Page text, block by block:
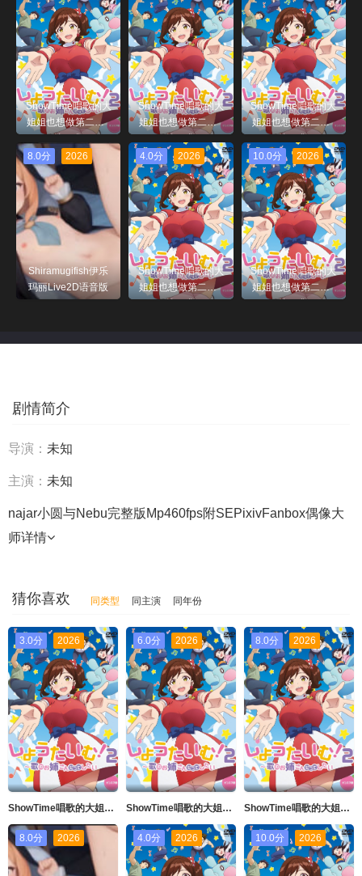
ShowTime唱歌的大
姐姐也想做第二季_
ShowTime唱歌的大
姐姐也想做第二季_
ShowTime唱歌的大
姐姐也想做第二季_
8.0分
2026
Shiramugifish伊乐
玛丽Live2D语音版
4.0分 2026
ShowTime唱歌的大
姐姐也想做第二季_
10.0分 2026
ShowTime唱歌的大
姐姐也想做第二季_
剧情简介
导演： 未知
主演： 未知
najar小圆与Nebu完整版Mp460fps附SEPixivFanbox偶像大
师详情
猜你喜欢 同类型 同主演 同年份
3.0分 2026
ShowTime唱歌的大姐姐也想做第二季_第04集
6.0分 2026
ShowTime唱歌的大姐姐也想做第二季_第02集
8.0分 2026
ShowTime唱歌的大姐姐也想做第二季_第01集
8.0分 2026 4.0分 2026 10.0分 2026